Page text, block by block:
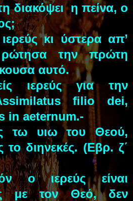
διακόψει η πείνα, ο
κι ύστερα απ’
την πρώτη
αυτό.
ιερεύς για την
filio dei,
in aeternum.-
τω υιω του Θεού,
το διηνεκές. (Εβρ. ζ΄
ο ιερεύς είναι
με τον Θεό, δεν